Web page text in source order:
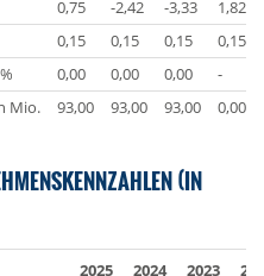
0,75 -2,42 -3,33
1,82
0,15 0,15 0,15
0,15
0,00 0,00 0,00
-
Mio.
93,00 93,00 93,00 0,00
(IN
2025 2024 2023